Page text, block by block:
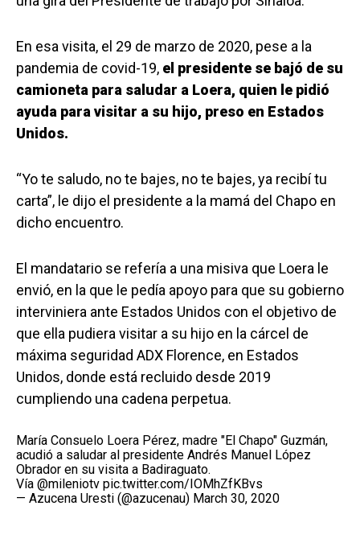
En esa visita, el 29 de marzo de 2020, pese a la
pandemia de covid-19, el presidente se bajó de su
camioneta para saludar a Loera, quien le pidió
ayuda para visitar a su hijo, preso en Estados
Unidos.
“Yo te saludo, no te bajes, no te bajes, ya recibí tu
carta”, le dijo el presidente a la mamá del Chapo en
dicho encuentro.
El mandatario se refería a una misiva que Loera le
envió, en la que le pedía apoyo para que su gobierno
interviniera ante Estados Unidos con el objetivo de
que ella pudiera visitar a su hijo en la cárcel de
máxima seguridad ADX Florence, en Estados
Unidos, donde está recluido desde 2019
cumpliendo una cadena perpetua.
María Consuelo Loera Pérez, madre "El Chapo" Guzmán,
acudió a saludar al presidente Andrés Manuel López
Obrador en su visita a Badiraguato.
Vía ⁦ @mileniotv pic.twitter.com/IOMhZfKBvs
— Azucena Uresti (@azucenau) March 30, 2020